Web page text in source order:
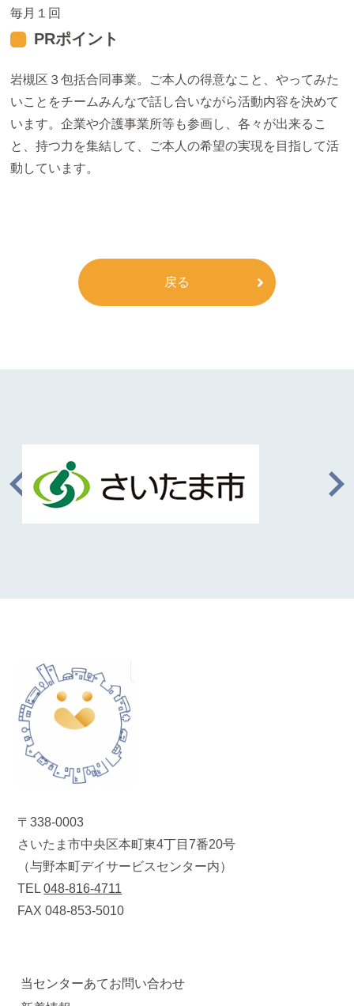
毎月１回
PRポイント
岩槻区３包括合同事業。ご本人の得意なこと、やってみた
いことをチームみんなで話し合いながら活動内容を決めて
います。企業や介護事業所等も参画し、各々が出来るこ
と、持つ力を集結して、ご本人の希望の実現を目指して活
動しています。
戻る
〒338-0003
さいたま市中央区本町東4丁目7番20号
（与野本町デイサービスセンター内）
TEL048-816-4711
FAX 048-853-5010
当センターあてお問い合わせ